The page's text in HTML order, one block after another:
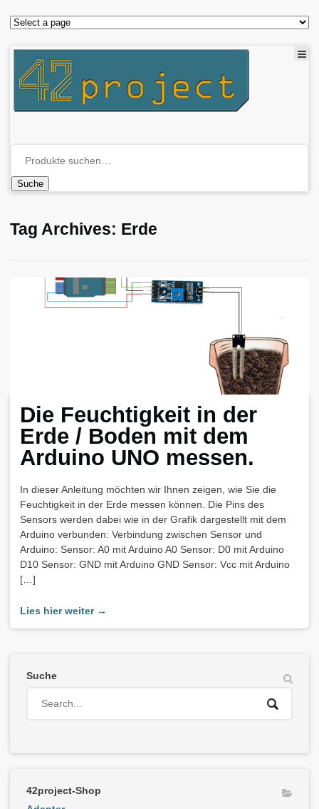
Suche
Tag Archives: Erde
Die Feuchtigkeit in der
Erde / Boden mit dem
Arduino UNO messen.
In dieser Anleitung möchten wir Ihnen zeigen, wie Sie die
Feuchtigkeit in der Erde messen können. Die Pins des
Sensors werden dabei wie in der Grafik dargestellt mit dem
Arduino verbunden: Verbindung zwischen Sensor und
Arduino: Sensor: A0 mit Arduino A0 Sensor: D0 mit Arduino
D10 Sensor: GND mit Arduino GND Sensor: Vcc mit Arduino
[…]
Lies hier weiter →
Suche
42project-Shop